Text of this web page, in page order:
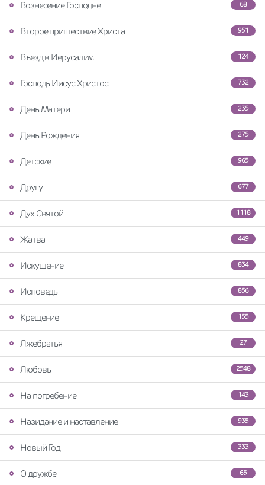
68
Вознесение Господне
951
Второе пришествие Христа
124
Въезд в Иерусалим
732
Господь Иисус Христос
235
День Матери
275
День Рождения
965
Детские
677
Другу
1118
Дух Святой
449
Жатва
834
Искушение
856
Исповедь
155
Крещение
27
Лжебратья
2548
Любовь
143
На погребение
935
Назидание и наставление
333
Новый Год
65
О дружбе